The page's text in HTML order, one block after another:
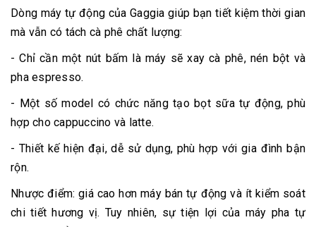
Dòng máy tự động của Gaggia giúp bạn tiết kiệm thời gian
mà vẫn có tách cà phê chất lượng:
- Chỉ cần một nút bấm là máy sẽ xay cà phê, nén bột và
pha espresso.
- Một số model có chức năng tạo bọt sữa tự động, phù
hợp cho cappuccino và latte.
- Thiết kế hiện đại, dễ sử dụng, phù hợp với gia đình bận
rộn.
Nhược điểm: giá cao hơn máy bán tự động và ít kiểm soát
chi tiết hương vị. Tuy nhiên, sự tiện lợi của máy pha tự